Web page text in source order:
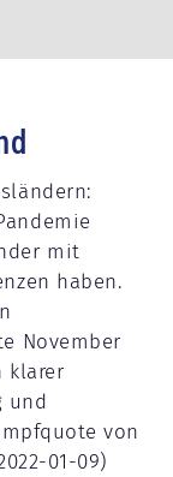
mit
haben.
November
klarer
und
von
01-09)